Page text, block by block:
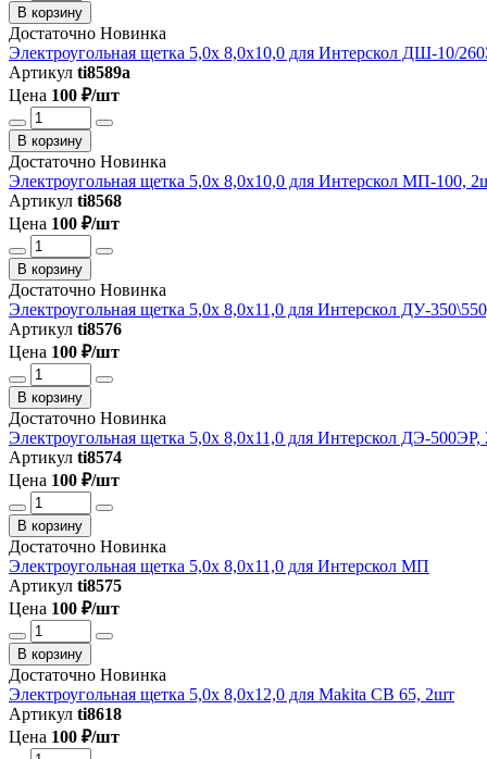
В корзину
Достаточно Новинка
Электроугольная щетка 5,0х 8,0х10,0 для Интерскол ДШ-10/
Артикул ti8589a
Цена 100 ₽/шт
В корзину
Достаточно Новинка
Электроугольная щетка 5,0х 8,0х10,0 для Интерскол МП-100,
Артикул ti8568
Цена 100 ₽/шт
В корзину
Достаточно Новинка
Электроугольная щетка 5,0х 8,0х11,0 для Интерскол ДУ-
Артикул ti8576
Цена 100 ₽/шт
В корзину
Достаточно Новинка
Электроугольная щетка 5,0х 8,0х11,0 для Интерскол ДЭ-500ЭР,
Артикул ti8574
Цена 100 ₽/шт
В корзину
Достаточно Новинка
Электроугольная щетка 5,0х 8,0х11,0 для Интерскол МП
Артикул ti8575
Цена 100 ₽/шт
В корзину
Достаточно Новинка
Электроугольная щетка 5,0х 8,0х12,0 для Makita СВ 65, 2шт
Артикул ti8618
Цена 100 ₽/шт